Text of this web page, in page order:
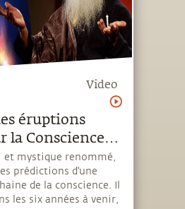
Video
éruptions
la Conscience
et mystique renommé,
prédictions d'une
de la conscience. Il
les six années à venir,